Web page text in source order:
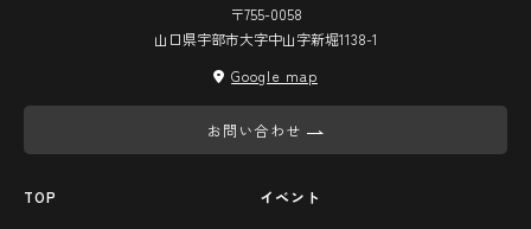
〒755-0058
山口県宇部市大字中山字新堀1138-1
Google map
お問い合わせ
TOP イベント